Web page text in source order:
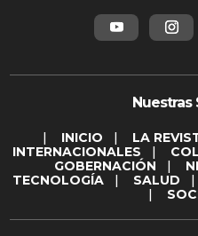
Nuestras
| INICIO | LA
INTERNACIONALES |
GOBERNACIÓN |
TECNOLOGÍA | SALUD
|